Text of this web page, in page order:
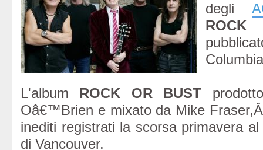
degli
L'album ROCK OR BUST
Oâ€™Brien e mixato da Mike
inediti registrati la scorsa primavera
di Vancouver.